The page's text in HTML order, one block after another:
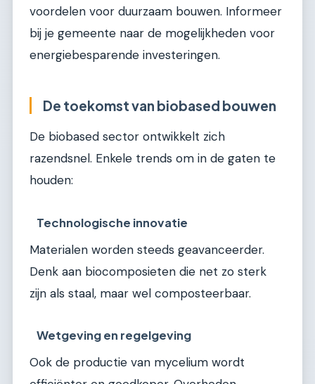
voordelen voor duurzaam bouwen. Informeer
bij je gemeente naar de mogelijkheden voor
energiebesparende investeringen.
De toekomst van biobased bouwen
De biobased sector ontwikkelt zich
razendsnel. Enkele trends om in de gaten te
houden:
Technologische innovatie
Materialen worden steeds geavanceerder.
Denk aan biocomposieten die net zo sterk
zijn als staal, maar wel composteerbaar.
Wetgeving en regelgeving
Ook de productie van mycelium wordt